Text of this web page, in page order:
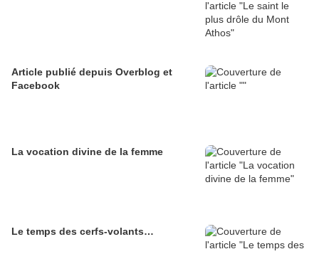
Article publié depuis Overblog et
Facebook
La vocation divine de la femme
Le temps des cerfs-volants…